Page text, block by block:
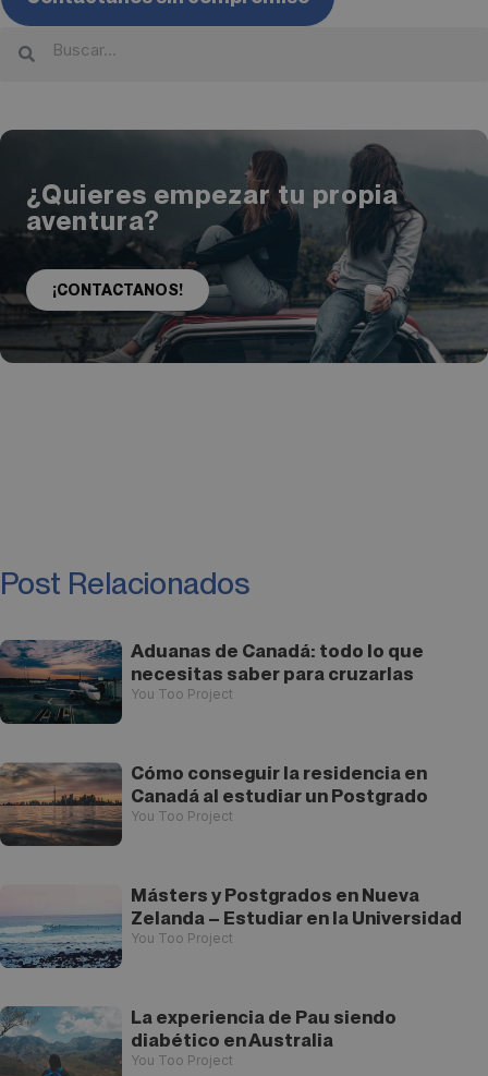
¿Quieres empezar tu propia
aventura?
¡CONTACTANOS!
Post Relacionados
Aduanas de Canadá: todo lo que
necesitas saber para cruzarlas
You Too Project
Cómo conseguir la residencia en
Canadá al estudiar un Postgrado
You Too Project
Másters y Postgrados en Nueva
Zelanda – Estudiar en la Universidad
You Too Project
La experiencia de Pau siendo
diabético en Australia
You Too Project